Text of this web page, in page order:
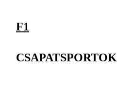
F1
CSAPATSPORTOK